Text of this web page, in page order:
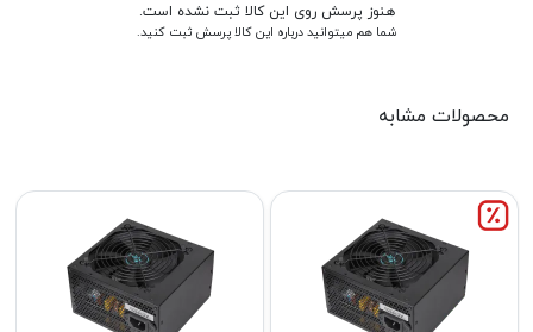
هنوز پرسش روی این کالا ثبت نشده است.
شما هم میتوانید درباره این کالا پرسش ثبت کنید.
محصولات مشابه